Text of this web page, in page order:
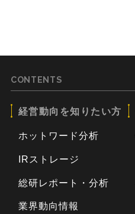
CONTENTS
経営動向を知りたい方
ホットワード分析
IRストレージ
総研レポート・分析
業界動向情報